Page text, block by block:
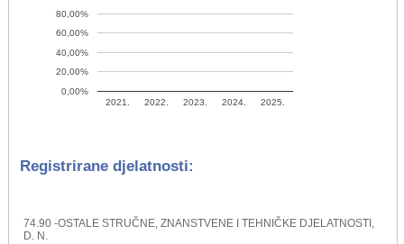
2021. 2022. 2023. 2024. 2025.
0,00%
20,00%
40,00%
60,00%
80,00%
Registrirane djelatnosti:
74.90 -OSTALE STRUČNE, ZNANSTVENE I TEHNIČKE DJELATNOSTI,
D. N.